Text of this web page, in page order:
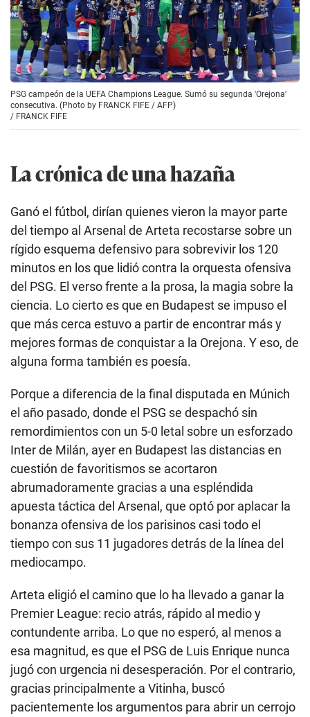
PSG campeón de la UEFA Champions League. Sumó su segunda 'Orejona'
consecutiva. (Photo by FRANCK FIFE / AFP)
/ FRANCK FIFE
La crónica de una hazaña
Ganó el fútbol, dirían quienes vieron la mayor parte
del tiempo al Arsenal de Arteta recostarse sobre un
rígido esquema defensivo para sobrevivir los 120
minutos en los que lidió contra la orquesta ofensiva
del PSG. El verso frente a la prosa, la magia sobre la
ciencia. Lo cierto es que en Budapest se impuso el
que más cerca estuvo a partir de encontrar más y
mejores formas de conquistar a la Orejona. Y eso, de
alguna forma también es poesía.
Porque a diferencia de la final disputada en Múnich
el año pasado, donde el PSG se despachó sin
remordimientos con un 5-0 letal sobre un esforzado
Inter de Milán, ayer en Budapest las distancias en
cuestión de favoritismos se acortaron
abrumadoramente gracias a una espléndida
apuesta táctica del Arsenal, que optó por aplacar la
bonanza ofensiva de los parisinos casi todo el
tiempo con sus 11 jugadores detrás de la línea del
mediocampo.
Arteta eligió el camino que lo ha llevado a ganar la
Premier League: recio atrás, rápido al medio y
contundente arriba. Lo que no esperó, al menos a
esa magnitud, es que el PSG de Luis Enrique nunca
jugó con urgencia ni desesperación. Por el contrario,
gracias principalmente a Vitinha, buscó
pacientemente los argumentos para abrir un cerrojo